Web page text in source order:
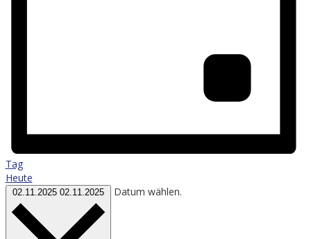
Tag
Heute
02.11.2025 02.11.2025 Datum wählen.